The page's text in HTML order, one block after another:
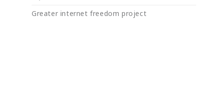
Greater internet freedom project